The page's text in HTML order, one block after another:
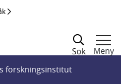
Sök
Meny
forskningsinstitut